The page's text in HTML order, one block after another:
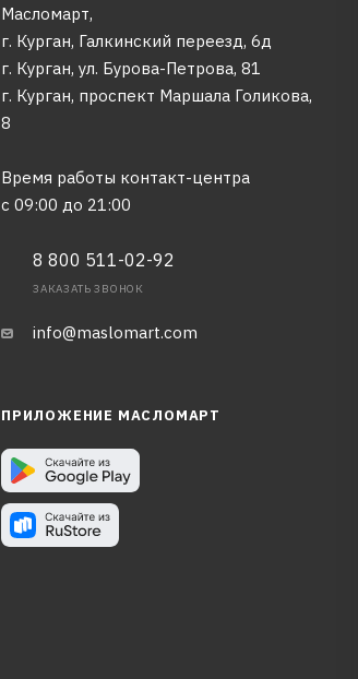
Масломарт,
г. Курган, Галкинский переезд, 6д
г. Курган, ул. Бурова-Петрова, 81
г. Курган, проспект Маршала Голикова,
8
Время работы контакт-центра
с 09:00 до 21:00
8 800 511-02-92
ЗАКАЗАТЬ ЗВОНОК
info@maslomart.com
ПРИЛОЖЕНИЕ МАСЛОМАРТ